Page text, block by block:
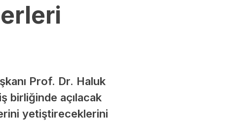
Prof. Dr. Haluk
birliğinde açılacak
yetiştireceklerini